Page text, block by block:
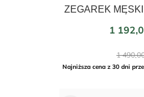
Cena
1
Cena
1
Najniższa cena z 30 dni